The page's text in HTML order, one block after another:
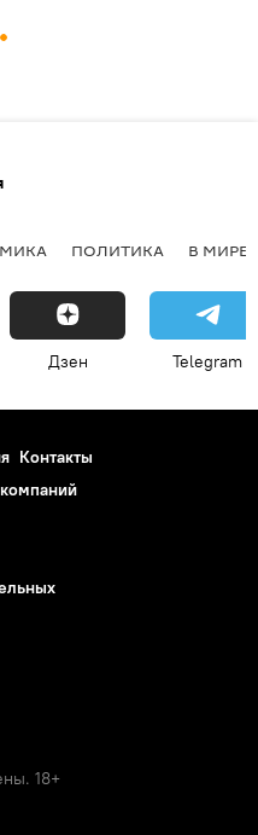
ПОЛИТИКА В МИРЕ
Дзен Telegram
Контакты
18+